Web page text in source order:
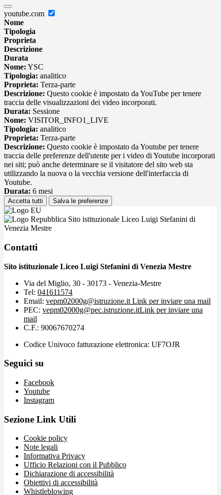
youtube.com
Nome
Tipologia
Proprieta
Descrizione
Durata
Nome: YSC
Tipologia: analitico
Proprieta: Terza-parte
Descrizione: Questo cookie è impostato da YouTube per tenere
traccia delle visualizzazioni dei video incorporati.
Durata: Sessione
Nome: VISITOR_INFO1_LIVE
Tipologia: analitico
Proprieta: Terza-parte
Descrizione: Questo cookie è impostato da Youtube per tenere
traccia delle preferenze dell'utente per i video di Youtube incorporati
nei siti; può anche determinare se il visitatore del sito web sta
utilizzando la nuova o la vecchia versione dell'interfaccia di
Youtube.
Durata: 6 mesi
Accetta tutti Salva le preferenze
Sito istituzionale Liceo Luigi Stefanini di
Venezia Mestre
Contatti
Sito istituzionale Liceo Luigi Stefanini di Venezia Mestre
Via del Miglio, 30 - 30173 - Venezia-Mestre
Tel: 041611574
Email: vepm02000g@istruzione.it Link per inviare una mail
PEC: vepm02000g@pec.istruzione.itLink per inviare una
mail
C.F.: 90067670274
Codice Univoco fatturazione elettronica: UF7OJR
Seguici su
Facebook
Youtube
Instagram
Sezione Link Utili
Cookie policy
Note legali
Informativa Privacy
Ufficio Relazioni con il Pubblico
Dichiarazione di accessibilità
Obiettivi di accessibilità
Whistleblowing